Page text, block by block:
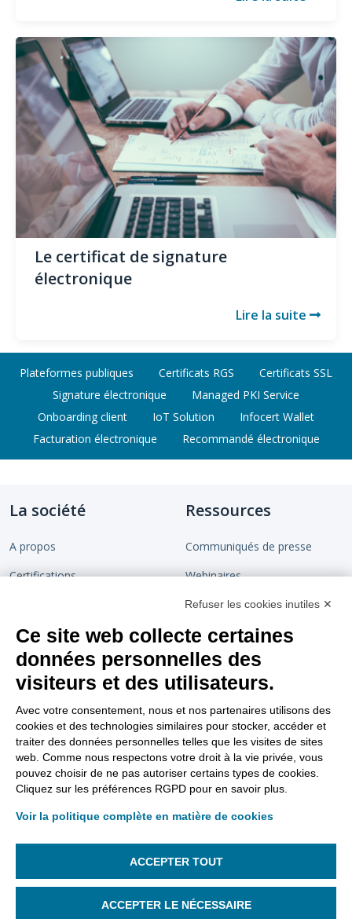
Le certificat de signature
électronique
Lire la suite
Plateformes publiques Certificats RGS
Certificats SSL
Signature électronique
Managed PKI Service
Onboarding client
IoT Solution
Infocert Wallet
Facturation électronique
Recommandé électronique
La société
A propos
Certifications
Rejoignez-nous
Contact
Ressources
Communiqués de presse
Webinaires
Chaîne de confiance
Blog
Support
Tutoriels vidéos
Aller sur le site support
FAQ Dématérialisation
FAQ Support
Gestion des lanceurs d’alertes
Gestion des cookies
Nous suivre
Refuser les cookies inutiles ✕
Ce site web collecte certaines
données personnelles des
visiteurs et des utilisateurs.
Avec votre consentement, nous et nos partenaires utilisons des
cookies et des technologies similaires pour stocker, accéder et
traiter des données personnelles telles que les visites de sites
web. Comme nous respectons votre droit à la vie privée, vous
pouvez choisir de ne pas autoriser certains types de cookies.
Cliquez sur les préférences RGPD pour en savoir plus.
Voir la politique complète en matière de cookies
ACCEPTER TOUT
ACCEPTER LE NÉCESSAIRE